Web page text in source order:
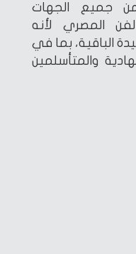
جميع الجهات
المصري لأنه
الباقية، بما في
والمتأسلمين